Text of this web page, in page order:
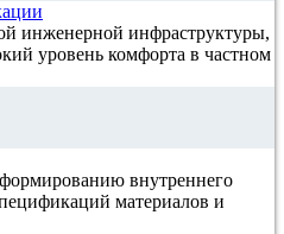
инженерной инфраструктуры,
уровень комфорта в частном
внутреннего
материалов и